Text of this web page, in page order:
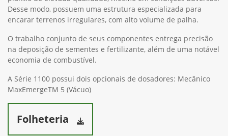
Desse modo, possuem uma estrutura especializada para
encarar terrenos irregulares, com alto volume de palha.
O trabalho conjunto de seus componentes entrega precisão
na deposição de sementes e fertilizante, além de uma notável
economia de combustível.
A Série 1100 possui dois opcionais de dosadores: Mecânico
MaxEmergeTM 5 (Vácuo)
Folheteria